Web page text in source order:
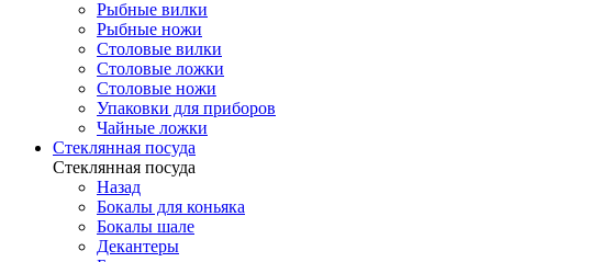
Рыбные вилки
Рыбные ножи
Столовые вилки
Столовые ложки
Столовые ножи
Упаковки для приборов
Чайные ложки
Стеклянная посуда
Стеклянная посуда
Назад
Бокалы для коньяка
Бокалы шале
Декантеры